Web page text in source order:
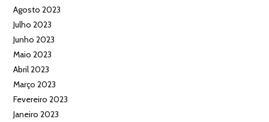
Agosto 2023
Julho 2023
Junho 2023
Maio 2023
Abril 2023
Março 2023
Fevereiro 2023
Janeiro 2023